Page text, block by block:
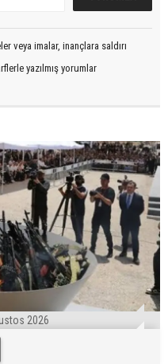
veya imalar, inançlara saldırı
yazılmış yorumlar
2026